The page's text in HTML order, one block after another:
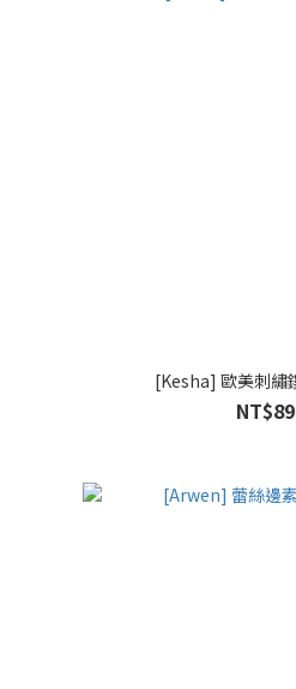
[Kesha] 歐美刺繡